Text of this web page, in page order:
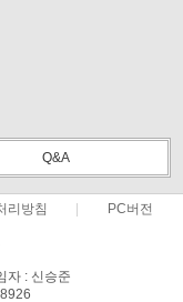
Q&A
리방침 PC버전
자 : 신승준